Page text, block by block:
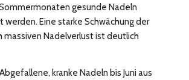
gesunde Nadeln
werden. Eine starke Schwächung der
massiven Nadelverlust ist deutlich
kranke Nadeln bis Juni aus